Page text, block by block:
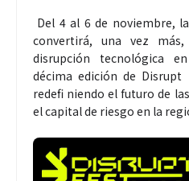
Del 4 al 6 de noviembre,
convertirá, una vez
disrupción tecnológica
décima edición de
redefi niendo el futuro de
el capital de riesgo en la